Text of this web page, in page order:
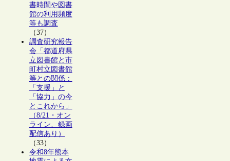
書時間や図書
館の利用頻度
等も調査
（37）
調査研究報告
会「都道府県
立図書館と市
町村立図書館
等との関係：
「支援」と
「協力」の今
とこれから」
（8/21・オン
ライン、録画
配信あり）
（33）
令和8年熊本